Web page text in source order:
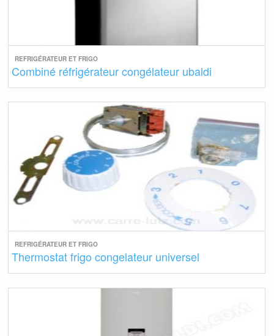
REFRIGÉRATEUR ET FRIGO
Combiné réfrigérateur congélateur ubaldi
REFRIGÉRATEUR ET FRIGO
Thermostat frigo congelateur universel